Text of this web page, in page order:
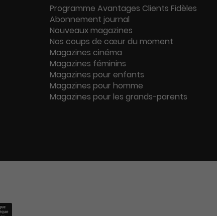
Programme Avantages Clients Fidèles
Abonnement journal
Nouveaux magazines
Nos coups de cœur du moment
Magazines cinéma
Magazines féminins
Magazines pour enfants
Magazines pour homme
Magazines pour les grands-parents